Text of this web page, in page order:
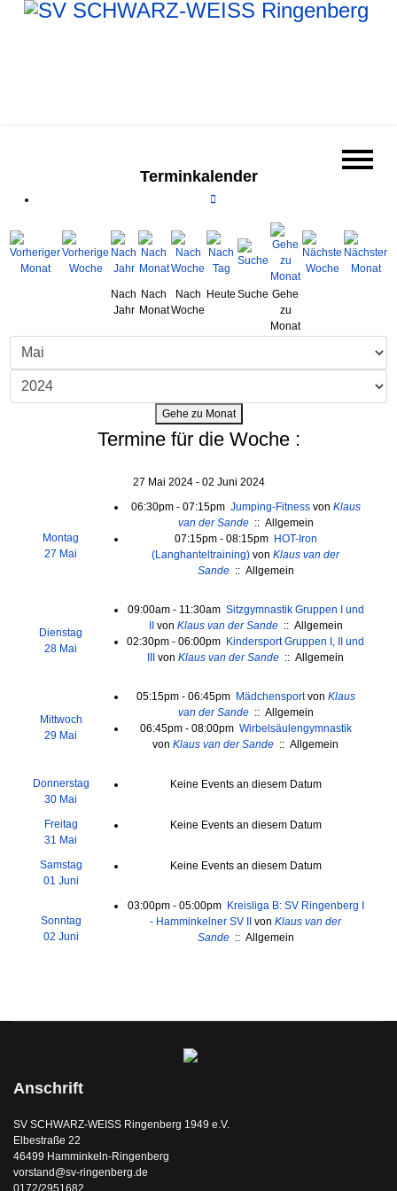
Terminkalender
Nach
Jahr
Nach
Monat
Nach
Woche
Heute Suche Gehe
zu
Monat
Gehe zu Monat
Termine für die Woche :
27 Mai 2024 - 02 Juni 2024
Montag
27 Mai
06:30pm - 07:15pm Jumping-Fitnessvon Klaus
van der Sande:: Allgemein
07:15pm - 08:15pm HOT-Iron
(Langhanteltraining) von Klaus van der
Sande:: Allgemein
Dienstag
28 Mai
09:00am - 11:30am Sitzgymnastik Gruppen I und
von Klaus van der Sande:: Allgemein
02:30pm - 06:00pm Kindersport Gruppen I, II und
von Klaus van der Sande :: Allgemein
Mittwoch
29 Mai
05:15pm - 06:45pm Mädchensportvon Klaus
van der Sande:: Allgemein
06:45pm - 08:00pm Wirbelsäulengymnastik
von Klaus van der Sande :: Allgemein
Donnerstag
30 Mai
Keine Events an diesem Datum
Freitag
31 Mai
Keine Events an diesem Datum
Samstag
01 Juni
Keine Events an diesem Datum
Sonntag
02 Juni
03:00pm - 05:00pm Kreisliga B: SV Ringenberg I
- Hamminkelner SV II
von Klaus van der
Sande:: Allgemein
Anschrift
SV SCHWARZ-WEISS Ringenberg 1949 e.V.
Elbestraße 22
46499 Hamminkeln-Ringenberg
vorstand@sv-ringenberg.de
0172/2951682